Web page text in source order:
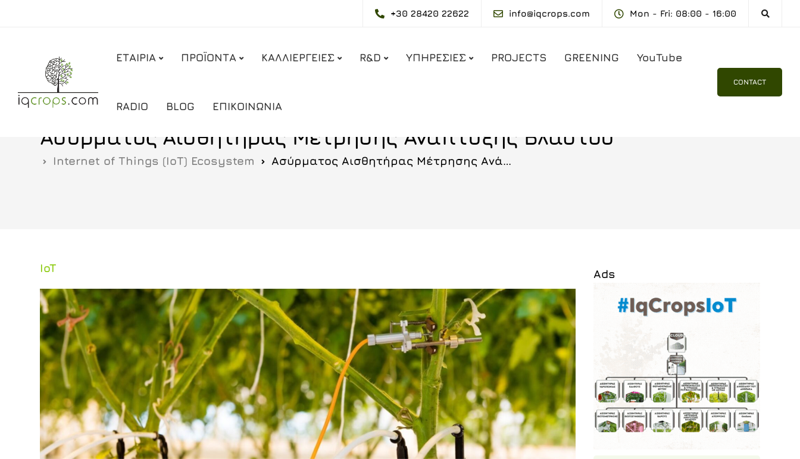
+30 28420 22622 info@iqcrops.com Mon - Fri: 08:00 - 16:00
ΕΤΑΙΡΙΑ ΠΡΟΪΟΝΤΑ ΚΑΛΛΙΕΡΓΕΙΕΣ R&D ΥΠΗΡΕΣΙΕΣ PROJECTS GREENING YouTube
RADIO BLOG ΕΠΙΚΟΙΝΩΝΙΑ
CONTACT
Ασύρματος Αισθητήρας Μέτρησης Ανάπτυξης Βλαστού
Internet of Things (ΙοΤ) Ecosystem Ασύρματος Αισθητήρας Μέτρησης Ανάπτυξης Βλαστού
IoT Ads